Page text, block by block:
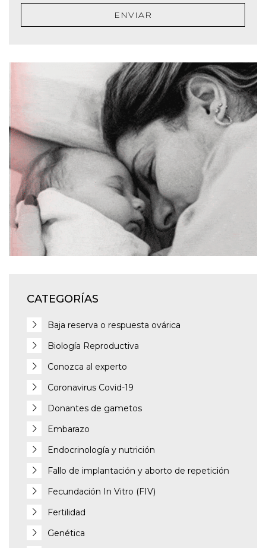
ENVIAR
CATEGORÍAS
Baja reserva o respuesta ovárica
Biología Reproductiva
Conozca al experto
Coronavirus Covid-19
Donantes de gametos
Embarazo
Endocrinología y nutrición
Fallo de implantación y aborto de repetición
Fecundación In Vitro (FIV)
Fertilidad
Genética